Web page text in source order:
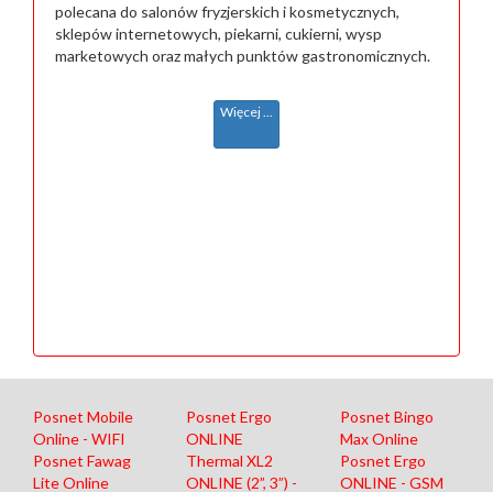
polecana do salonów fryzjerskich i kosmetycznych,
sklepów internetowych, piekarni, cukierni, wysp
marketowych oraz małych punktów gastronomicznych.
Więcej ...
Posnet Mobile
Online - WIFI
Posnet Ergo
ONLINE
Posnet Bingo
Max Online
Posnet Fawag
Lite Online
Thermal XL2
ONLINE (2”, 3”) -
Posnet Ergo
ONLINE - GSM